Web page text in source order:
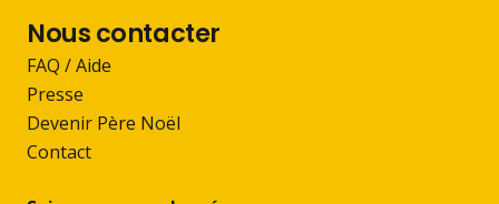
Nous contacter
FAQ / Aide
Presse
Devenir Père Noël
Contact